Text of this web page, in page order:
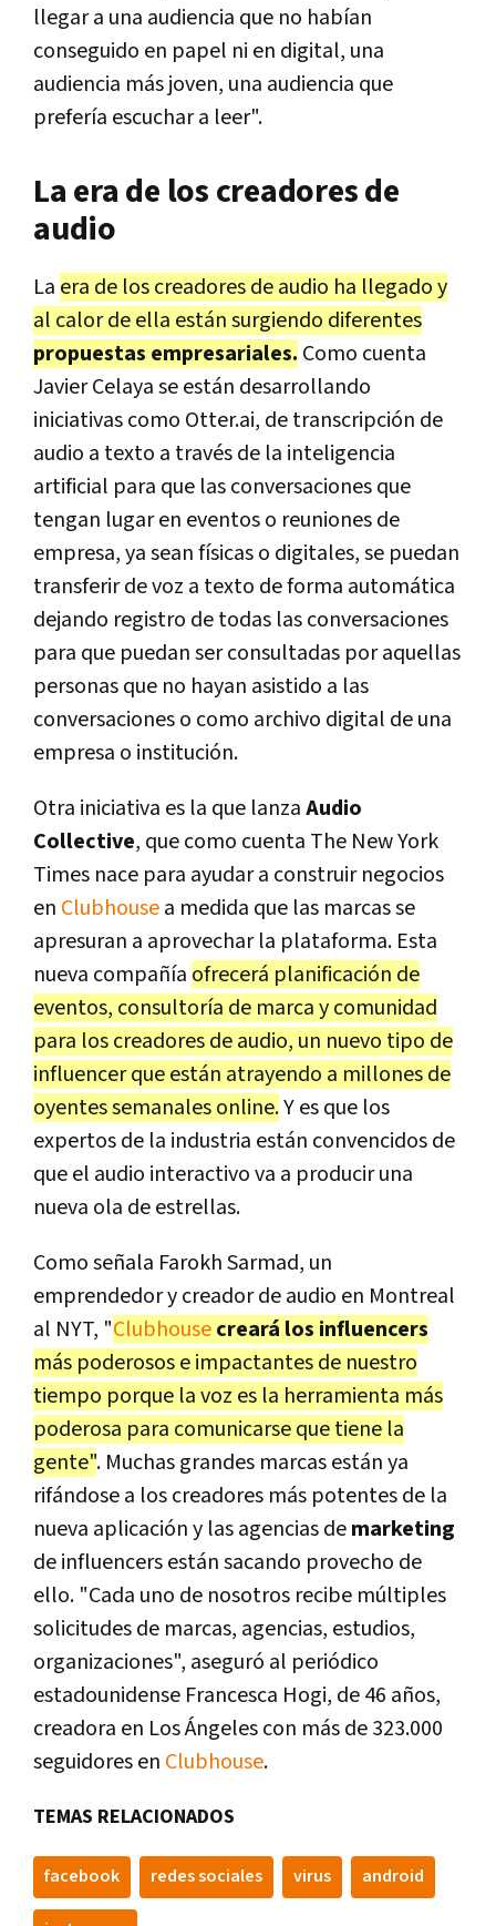
llegar a una audiencia que no habían
conseguido en papel ni en digital, una
audiencia más joven, una audiencia que
prefería escuchar a leer".
La era de los creadores de
audio
La era de los creadores de audio ha llegado y
al calor de ella están surgiendo diferentes
propuestas empresariales. Como cuenta
Javier Celaya se están desarrollando
iniciativas como Otter.ai, de transcripción de
audio a texto a través de la inteligencia
artificial para que las conversaciones que
tengan lugar en eventos o reuniones de
empresa, ya sean físicas o digitales, se puedan
transferir de voz a texto de forma automática
dejando registro de todas las conversaciones
para que puedan ser consultadas por aquellas
personas que no hayan asistido a las
conversaciones o como archivo digital de una
empresa o institución.
Otra iniciativa es la que lanzaAudio
Collective, que como cuenta The New York
Times nace para ayudar a construir negocios
en Clubhousea medida que las marcas se
apresuran a aprovechar la plataforma. Esta
nueva compañía ofrecerá planificación de
eventos, consultoría de marca y comunidad
para los creadores de audio, un nuevo tipo de
influencer que están atrayendo a millones de
oyentes semanales online.Y es que los
expertos de la industria están convencidos de
que el audio interactivo va a producir una
nueva ola de estrellas.
Como señala Farokh Sarmad, un
emprendedor y creador de audio en Montreal
al NYT, "Clubhousecreará los influencers
más poderosos e impactantes de nuestro
tiempo porque la voz es la herramienta más
poderosa para comunicarse que tiene la
gente". Muchas grandes marcas están ya
rifándose a los creadores más potentes de la
nueva aplicación y las agencias demarketing
de influencers están sacando provecho de
ello. "Cada uno de nosotros recibe múltiples
solicitudes de marcas, agencias, estudios,
organizaciones", aseguró al periódico
estadounidense Francesca Hogi, de 46 años,
creadora en Los Ángeles con más de 323.000
seguidores en Clubhouse.
TEMAS RELACIONADOS
facebook redes sociales virus android